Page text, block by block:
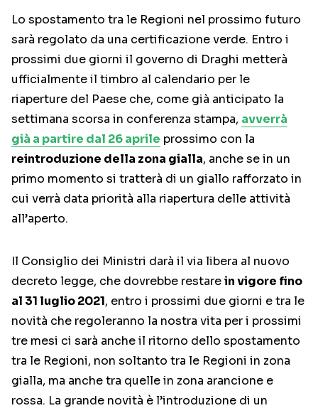
Lo spostamento tra le Regioni nel prossimo futuro
sarà regolato da una certificazione verde. Entro i
prossimi due giorni il governo di Draghi metterà
ufficialmente il timbro al calendario per le
riaperture del Paese che, come già anticipato la
settimana scorsa in conferenza stampa, avverrà
già a partire dal 26 aprile prossimo con la
reintroduzione della zona gialla, anche se in un
primo momento si tratterà di un giallo rafforzato in
cui verrà data priorità alla riapertura delle attività
all’aperto.
Il Consiglio dei Ministri darà il via libera al nuovo
decreto legge, che dovrebbe restarein vigore fino
al 31 luglio 2021, entro i prossimi due giorni e tra le
novità che regoleranno la nostra vita per i prossimi
tre mesi ci sarà anche il ritorno dello spostamento
tra le Regioni, non soltanto tra le Regioni in zona
gialla, ma anche tra quelle in zona arancione e
rossa. La grande novità è l’introduzione di un